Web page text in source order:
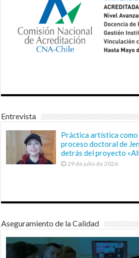
Entrevista
Práctica artística
proceso doctoral de
detrás del proyecto
29 de julio de 2026
Aseguramiento de la Calidad